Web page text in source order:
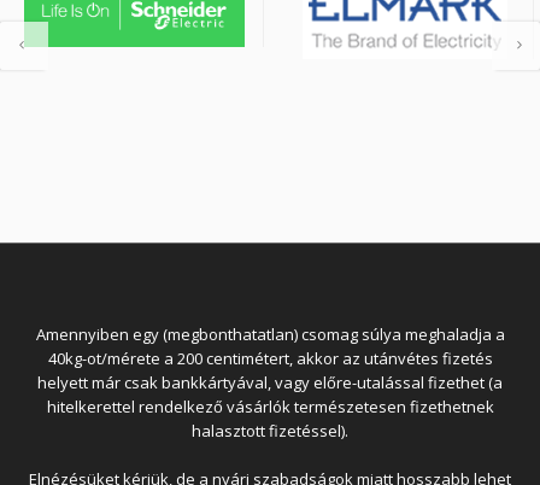
Amennyiben egy (megbonthatatlan) csomag súlya meghaladja a
40kg-ot/mérete a 200 centimétert, akkor az utánvétes fizetés
helyett már csak bankkártyával, vagy előre-utalással fizethet (a
hitelkerettel rendelkező vásárlók természetesen fizethetnek
halasztott fizetéssel).
Elnézésüket kérjük, de a nyári szabadságok miatt hosszabb lehet